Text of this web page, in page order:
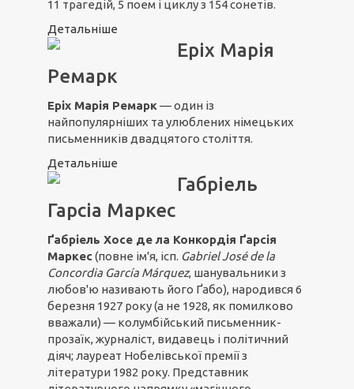
11 трагедій, 5 поем і циклу з 154 сонетів.
Детальніше
Еріх Марія
Ремарк
Еріх Марія Ремарк— один із
найпопулярніших та улюблених німецьких
письменників двадцятого століття.
Детальніше
Габріель
Гарсіа Маркес
Ґабріель Хосе де ла Конкордія Ґарсія
Маркес(повне ім'я, ісп. Gabriel José de la
Concordia García Márquez, шанувальники з
любов'ю називають його Ґабо), народився 6
березня 1927 року (а не 1928, як помилково
вважали) — колумбійський письменник-
прозаїк, журналіст, видавець і політичний
діяч; лауреат Нобелівської премії з
літератури 1982 року. Представник